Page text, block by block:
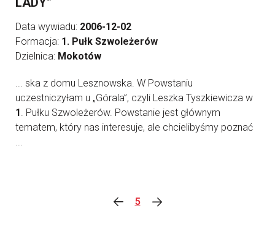
Data wywiadu: 2006-12-02
Formacja: 1. Pułk Szwoleżerów
Dzielnica: Mokotów
... ska z domu Lesznowska. W Powstaniu
uczestniczyłam u „Górala”, czyli Leszka Tyszkiewicza w
1. Pułku Szwoleżerów. Powstanie jest głównym
tematem, który nas interesuje, ale chcielibyśmy poznać
...
5